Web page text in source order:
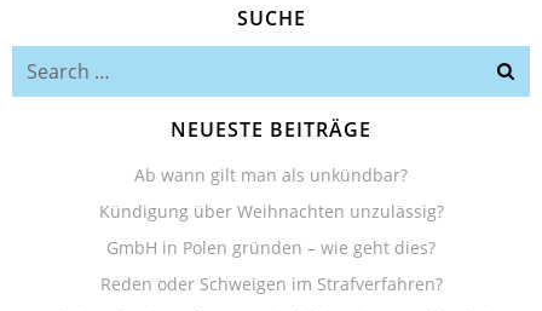
navigationSUCHE
NEUESTE BEITRÄGE
Ab wann gilt man als unkündbar?
Kündigung über Weihnachten unzulässig?
GmbH in Polen gründen – wie geht dies?
Reden oder Schweigen im Strafverfahren?